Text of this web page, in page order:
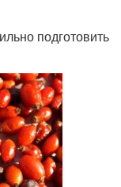
подготовить